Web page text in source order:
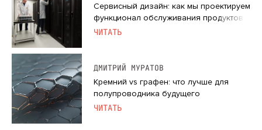
Cервисный дизайн: как мы проектируем
функционал обслуживания продуктов
ЧИТАТЬ
ДМИТРИЙ МУРАТОВ
Кремний vs графен: что лучше для
полупроводника будущего
ЧИТАТЬ